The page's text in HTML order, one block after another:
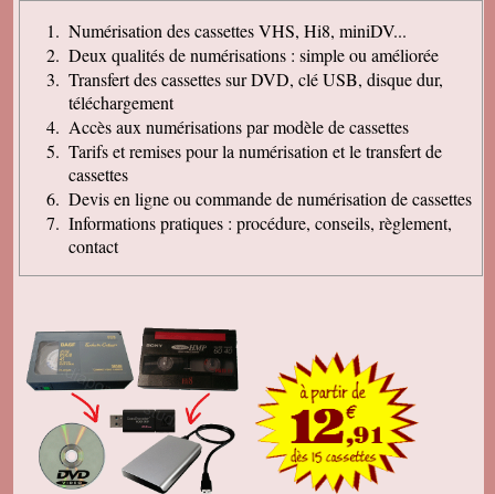
Numérisation des cassettes VHS, Hi8, miniDV...
Deux qualités de numérisations : simple ou améliorée
Transfert des cassettes sur DVD, clé USB, disque dur,
téléchargement
Accès aux numérisations par modèle de cassettes
Tarifs et remises pour la numérisation et le transfert de
cassettes
Devis en ligne ou commande de numérisation de cassettes
Informations pratiques : procédure, conseils, règlement,
contact